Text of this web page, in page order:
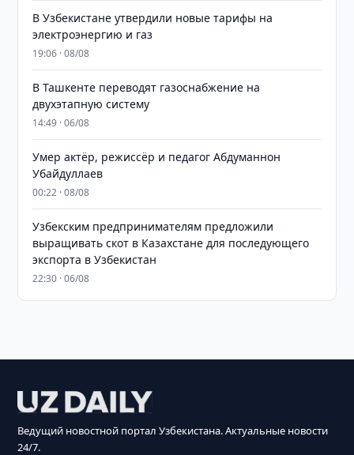
В Узбекистане утвердили новые тарифы на
электроэнергию и газ
19:06 · 08/08
В Ташкенте переводят газоснабжение на
двухэтапную систему
14:49 · 06/08
Умер актёр, режиссёр и педагог Абдуманнон
Убайдуллаев
00:22 · 08/08
Узбекским предпринимателям предложили
выращивать скот в Казахстане для последующего
экспорта в Узбекистан
22:30 · 06/08
Ведущий новостной портал Узбекистана. Актуальные новости
24/7.